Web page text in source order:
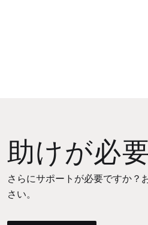
助けが必
さらにサポートが必要ですか？
さい。